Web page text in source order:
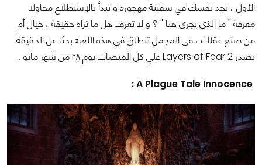
الأول .. تجد نفسك في سفينة مهجورة و تبدأ بالإستطلاع محاولا
معرفة " ما الذي يجري هنا " ؟ و لا تعرف هل ما تراه حقيقة ، خيال أم
من صنع عقلك ، في المجمل تنطلق في هذه اللعبة بحثا عن الحقيقة
تصدر Layers of Fear 2 علي كل المنصات يوم ٢٨ من شهر مايو ..
: